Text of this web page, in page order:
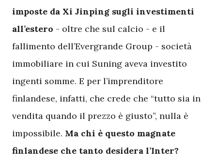
imposte da Xi Jinping sugli investimenti
all’estero - oltre che sul calcio - e il
fallimento dell’Evergrande Group - società
immobiliare in cui Suning aveva investito
ingenti somme. E per l’imprenditore
finlandese, infatti, che crede che “tutto sia in
vendita quando il prezzo è giusto”, nulla è
impossibile. Ma chi è questo magnate
finlandese che tanto desidera l’Inter?